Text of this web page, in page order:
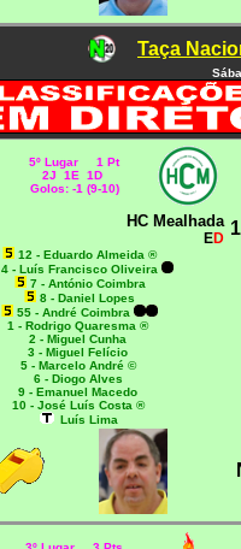
Taça
5º Lugar 1 Pt
2J 1E 1D
Golos: -1 (9-10)
HC Mealhada
ED
12 - Eduardo Almeida ®
4 - Luís Francisco Oliveira
7 - António Coimbra
8 - Daniel Lopes
55 - André Coimbra
1 - Rodrigo Quaresma ®
2 - Miguel Cunha
3 - Miguel Felício
5 - Marcelo André ©
6 - Diogo Alves
9 - Emanuel Macedo
10 - José Luís Costa ®
Luís Lima